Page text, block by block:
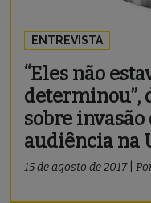
ENTREVISTA
“Eles não
determinou”,
sobre
audiência na
15 de agosto de 2017